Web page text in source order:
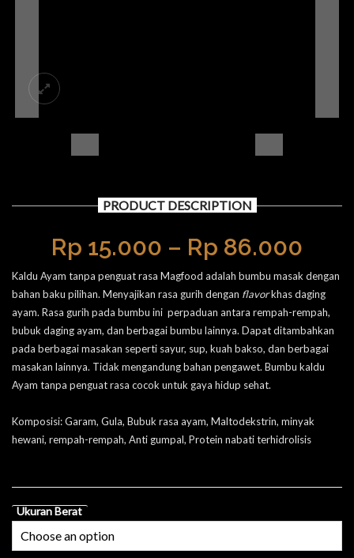
PRODUCT DESCRIPTION
Rp 15.000 – Rp 86.000
Kaldu Ayam tanpa penguat rasa Magfood adalah bumbu masak dengan
bahan baku pilihan. Menyajikan rasa gurih dengan flavorkhas daging
ayam. Rasa gurih pada bumbu ini perpaduan antara rempah-rempah,
bubuk daging ayam, dan berbagai bumbu lainnya. Dapat ditambahkan
pada berbagai masakan seperti sayur, sup, kuah bakso, dan berbagai
masakan lainnya. Tidak mengandung bahan pengawet. Bumbu kaldu
Ayam tanpa penguat rasa cocok untuk gaya hidup sehat.
Komposisi: Garam, Gula, Bubuk rasa ayam, Maltodekstrin, minyak
hewani, rempah-rempah, Anti gumpal, Protein nabati terhidrolisis
Ukuran Berat